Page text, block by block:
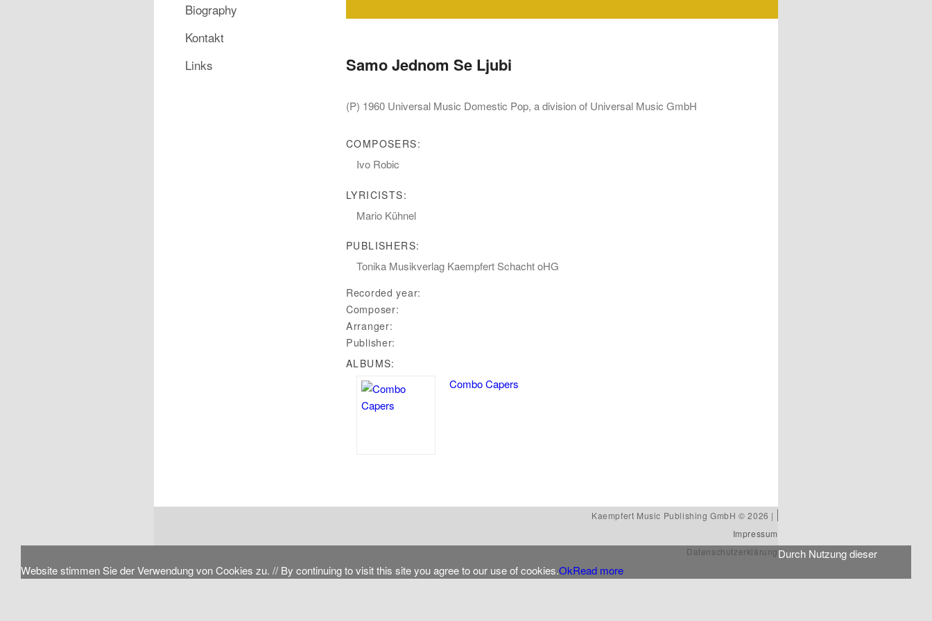
Samo Jednom Se Ljubi
(P) 1960 Universal Music Domestic Pop, a division of Universal Music GmbH
COMPOSERS:
Ivo Robic
LYRICISTS:
Mario Kühnel
PUBLISHERS:
Tonika Musikverlag Kaempfert Schacht oHG
Recorded year:
Composer:
Arranger:
Publisher:
ALBUMS:
Combo Capers
Biography
Kontakt
Links
Kaempfert Music Publishing GmbH © 2026 |
Impressum
DatenschutzerklärungDurch Nutzung dieser
Website stimmen Sie der Verwendung von Cookies zu. // By continuing to visit this site you agree to our use of cookies.OkRead more